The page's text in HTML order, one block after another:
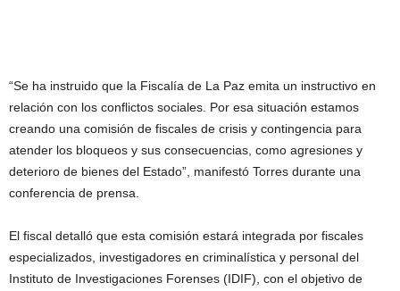
“Se ha instruido que la Fiscalía de La Paz emita un instructivo en
relación con los conflictos sociales. Por esa situación estamos
creando una comisión de fiscales de crisis y contingencia para
atender los bloqueos y sus consecuencias, como agresiones y
deterioro de bienes del Estado”, manifestó Torres durante una
conferencia de prensa.
El fiscal detalló que esta comisión estará integrada por fiscales
especializados, investigadores en criminalística y personal del
Instituto de Investigaciones Forenses (IDIF), con el objetivo de